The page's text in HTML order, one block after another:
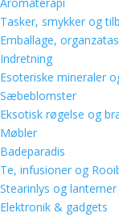
Aromaterapi
Tasker, smykker og
Emballage,
Indretning
Esoteriske mineraler
Sæbeblomster
Eksotisk røgelse og
Møbler
Badeparadis
Te, infusioner og
Stearinlys og lanterner
Elektronik & gadgets